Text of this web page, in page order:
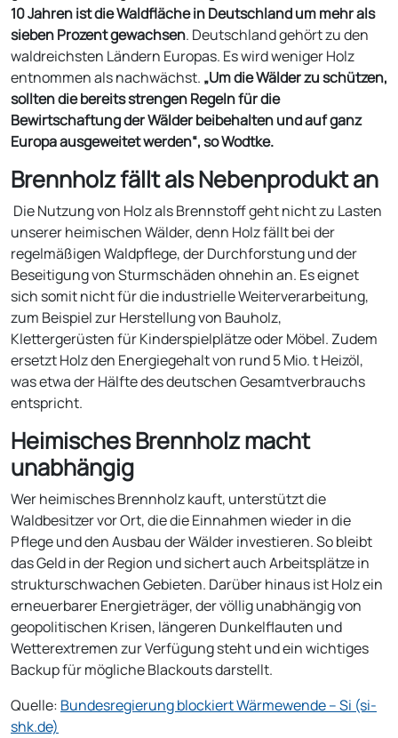
10 Jahren ist die Waldfläche in Deutschland um mehr als
sieben Prozent gewachsen. Deutschland gehört zu den
waldreichsten Ländern Europas. Es wird weniger Holz
entnommen als nachwächst. „Um die Wälder zu schützen,
sollten die bereits strengen Regeln für die
Bewirtschaftung der Wälder beibehalten und auf ganz
Europa ausgeweitet werden“, so Wodtke.
Brennholz fällt als Nebenprodukt an
Die Nutzung von Holz als Brennstoff geht nicht zu Lasten
unserer heimischen Wälder, denn Holz fällt bei der
regelmäßigen Waldpflege, der Durchforstung und der
Beseitigung von Sturmschäden ohnehin an. Es eignet
sich somit nicht für die industrielle Weiterverarbeitung,
zum Beispiel zur Herstellung von Bauholz,
Klettergerüsten für Kinderspielplätze oder Möbel. Zudem
ersetzt Holz den Energiegehalt von rund 5 Mio. t Heizöl,
was etwa der Hälfte des deutschen Gesamtverbrauchs
entspricht.
Heimisches Brennholz macht
unabhängig
Wer heimisches Brennholz kauft, unterstützt die
Waldbesitzer vor Ort, die die Einnahmen wieder in die
Pflege und den Ausbau der Wälder investieren. So bleibt
das Geld in der Region und sichert auch Arbeitsplätze in
strukturschwachen Gebieten. Darüber hinaus ist Holz ein
erneuerbarer Energieträger, der völlig unabhängig von
geopolitischen Krisen, längeren Dunkelflauten und
Wetterextremen zur Verfügung steht und ein wichtiges
Backup für mögliche Blackouts darstellt.
Quelle: Bundesregierung blockiert Wärmewende – Si (si-
shk.de)